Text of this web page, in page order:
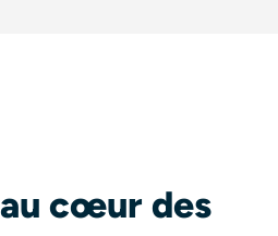
cœur des